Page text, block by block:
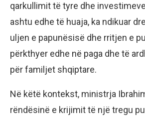
qarkullimit të tyre dhe
ashtu edhe të huaja, ka ndikuar
uljen e papunësisë dhe rritjen e
përkthyer edhe në paga dhe të
për familjet shqiptare.
Në këtë kontekst, ministrja
rëndësinë e krijimit të një tregu